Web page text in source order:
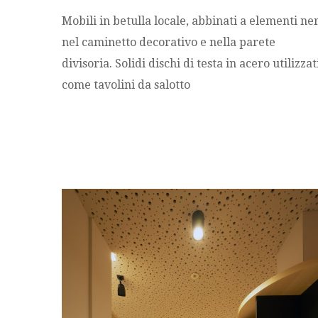
Mobili in betulla locale, abbinati a elementi
nel caminetto decorativo e nella parete
divisoria. Solidi dischi di testa in acero
come tavolini da salotto